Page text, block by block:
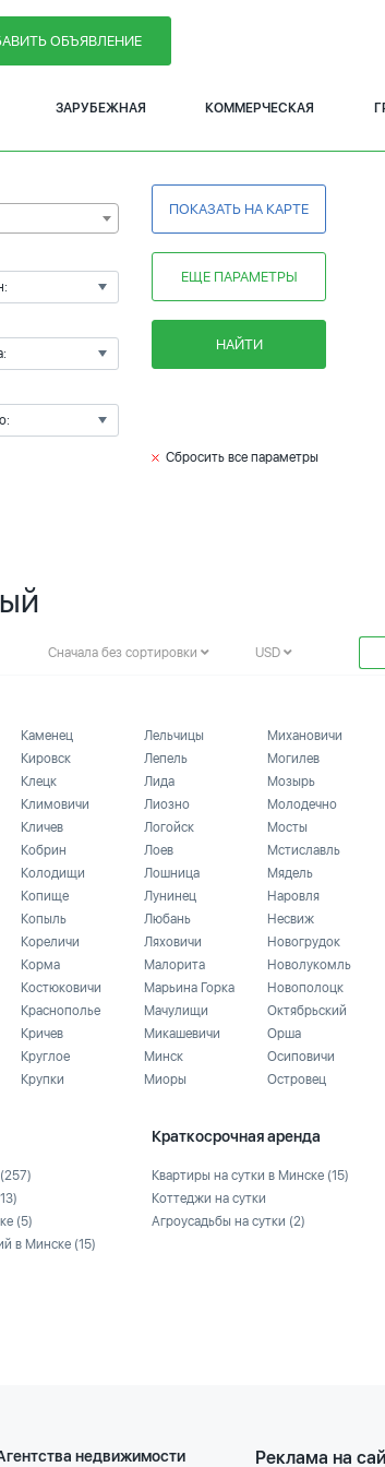
ОБЪЯВЛЕНИЕ
ЗАРУБЕЖНАЯ КОММЕРЧЕСКАЯ
ПОКАЗАТЬ НА КАРТЕ
ЕЩЕ ПАРАМЕТРЫ
НАЙТИ
Сбросить все параметры
Сначала без сортировки USD
Каменец
Кировск
Клецк
Климовичи
Кличев
Кобрин
Колодищи
Копище
Копыль
Кореличи
Корма
Костюковичи
Краснополье
Кричев
Круглое
Крупки
Лельчицы
Лепель
Лида
Лиозно
Логойск
Лоев
Лошница
Лунинец
Любань
Ляховичи
Малорита
Марьина Горка
Мачулищи
Микашевичи
Минск
Миоры
Михановичи
Могилев
Мозырь
Молодечно
Мосты
Мстиславль
Мядель
Наровля
Несвиж
Новогрудок
Новолукомль
Новополоцк
Октябрьский
Орша
Осиповичи
Островец
(257)
(5)
в Минске (15)
Краткосрочная аренда
Квартиры на сутки в Минске (15)
Коттеджи на сутки
Агроусадьбы на сутки (2)
недвижимости Реклама на